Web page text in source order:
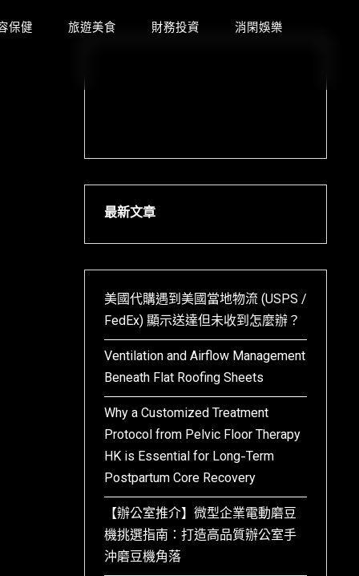
保健 旅遊美食 財務投資 消閑娛樂
最新文章
美國代購遇到美國當地物流 (USPS /
FedEx) 顯示送達但未收到怎麼辦？
Ventilation and Airflow Management
Beneath Flat Roofing Sheets
Why a Customized Treatment
Protocol from Pelvic Floor Therapy
HK is Essential for Long-Term
Postpartum Core Recovery
【辦公室推介】微型企業電動磨豆
機挑選指南：打造高品質辦公室手
沖磨豆機角落